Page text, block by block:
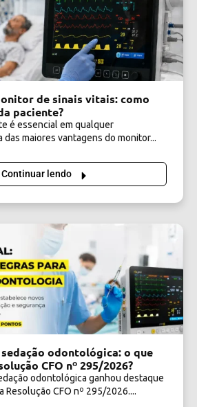
de sinais vitais: como
paciente?
é essencial em qualquer
das maiores vantagens do monitor...
Continuar lendo
odontológica: o que
CFO nº 295/2026?
odontológica ganhou destaque
Resolução CFO nº 295/2026....